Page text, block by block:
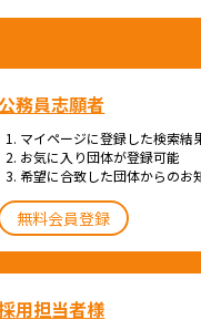
公務員志願者
マイページに登録した検索結
お気に入り団体が登録可能
希望に合致した団体からのお
無料会員登録
用担当者様